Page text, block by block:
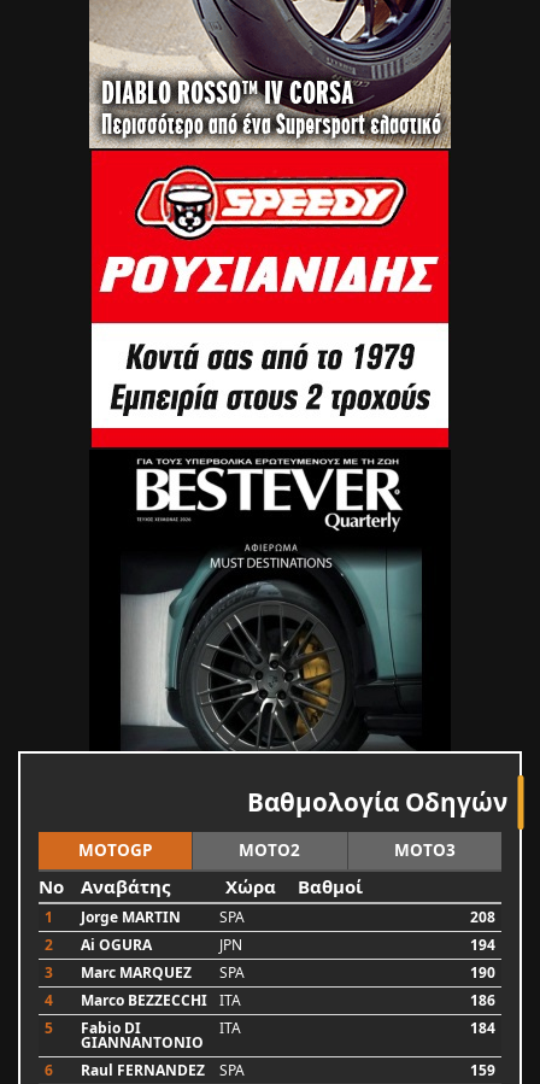
Βαθμολογία Οδηγών
MOTOGP MOTO2 MOTO3
No Αναβάτης Χώρα Βαθμοί
1 Jorge MARTIN SPA
208
2
Ai OGURA JPN
194
3
Marc MARQUEZ SPA
190
4
Marco BEZZECCHI ITA
186
5
Fabio DI
GIANNANTONIO
ITA 184
6 Raul FERNANDEZ SPA
159